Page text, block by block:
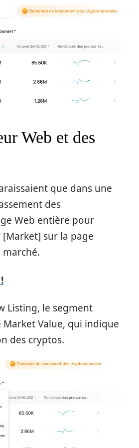
Web et des
que dans une
des
Web entière pour
sur la page
marché.
Listing, le segment
Value, qui indique
des cryptos.